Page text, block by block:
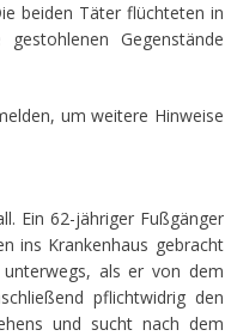
beiden Täter flüchteten in
Gegenstände
um weitere Hinweise
Ein 62-jähriger Fußgänger
ins Krankenhaus gebracht
als er von dem
pflichtwidrig den
und sucht nach dem